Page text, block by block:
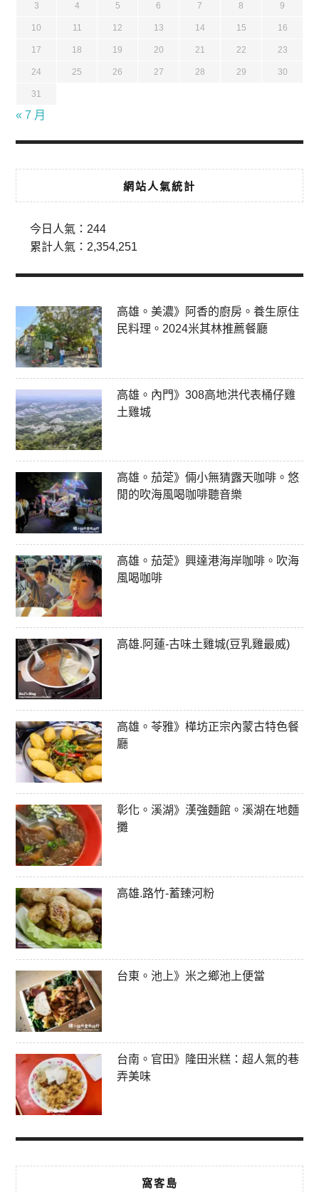
3 4 5 6 7 8 9
10 11 12 13 14 15 16
17 18 19 20 21 22 23
24 25 26 27 28 29 30
31
« 7 月
網站人氣統計
今日人氣： 244
累計人氣： 2,354,251
高雄。美濃》阿香的廚房。養生原住
民料理。2024米其林推薦餐廳
高雄。內門》308高地洪代表桶仔雞
土雞城
高雄。茄萣》倆小無猜露天咖啡。悠
閒的吹海風喝咖啡聽音樂
高雄。茄萣》興達港海岸咖啡。吹海
風喝咖啡
高雄.阿蓮-古味土雞城(豆乳雞最威)
高雄。苓雅》樺坊正宗內蒙古特色餐
廳
彰化。溪湖》漢強麵館。溪湖在地麵
攤
高雄.路竹-蓄臻河粉
台東。池上》米之鄉池上便當
台南。官田》隆田米糕：超人氣的巷
弄美味
窩客島